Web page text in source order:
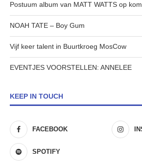
Postuum album van MATT WATTS op
NOAH TATE – Boy Gum
Vijf keer talent in Buurtkroeg MosCow
EVENTJES VOORSTELLEN: ANNELEE
KEEP IN TOUCH
FACEBOOK
SPOTIFY